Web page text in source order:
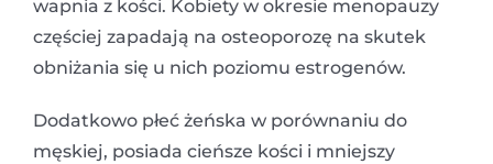
wapnia z kości. Kobiety w okresie menopauzy
częściej zapadają na osteoporozę na skutek
obniżania się u nich poziomu estrogenów.
Dodatkowo płeć żeńska w porównaniu do
męskiej, posiada cieńsze kości i mniejszy